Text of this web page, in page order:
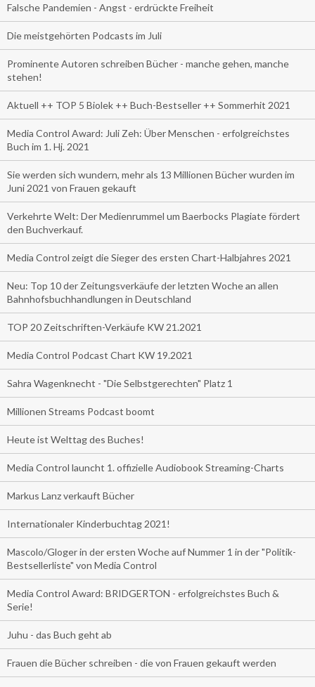
Falsche Pandemien - Angst - erdrückte Freiheit
Die meistgehörten Podcasts im Juli
Prominente Autoren schreiben Bücher - manche gehen, manche
stehen!
Aktuell ++ TOP 5 Biolek ++ Buch-Bestseller ++ Sommerhit 2021
Media Control Award: Juli Zeh: Über Menschen - erfolgreichstes
Buch im 1. Hj. 2021
Sie werden sich wundern, mehr als 13 Millionen Bücher wurden im
Juni 2021 von Frauen gekauft
Verkehrte Welt: Der Medienrummel um Baerbocks Plagiate fördert
den Buchverkauf.
Media Control zeigt die Sieger des ersten Chart-Halbjahres 2021
Neu: Top 10 der Zeitungsverkäufe der letzten Woche an allen
Bahnhofsbuchhandlungen in Deutschland
TOP 20 Zeitschriften-Verkäufe KW 21.2021
Media Control Podcast Chart KW 19.2021
Sahra Wagenknecht - "Die Selbstgerechten" Platz 1
Millionen Streams Podcast boomt
Heute ist Welttag des Buches!
Media Control launcht 1. offizielle Audiobook Streaming-Charts
Markus Lanz verkauft Bücher
Internationaler Kinderbuchtag 2021!
Mascolo/Gloger in der ersten Woche auf Nummer 1 in der "Politik-
Bestsellerliste" von Media Control
Media Control Award: BRIDGERTON - erfolgreichstes Buch &
Serie!
Juhu - das Buch geht ab
Frauen die Bücher schreiben - die von Frauen gekauft werden